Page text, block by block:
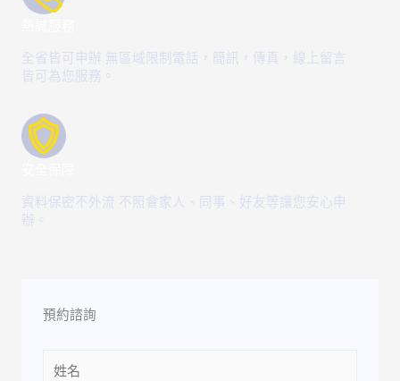
全省皆可申辦 無區域限制電話，簡訊，傳真，線上留言
皆可為您服務。
資料保密不外流 不照會家人、同事、好友等讓您安心申
辦。
預約諮詢
Name